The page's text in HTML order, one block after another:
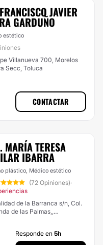
JAVIER
GARDUÑO
estético
Villanueva 700, Morelos
Secc, Toluca
CONTACTAR
MARÍA TERESA
IBARRA
plástico, Médico estético
(72 Opiniones)·
de la Barranca s/n, Col.
de las Palmas,,
Responde en 5h